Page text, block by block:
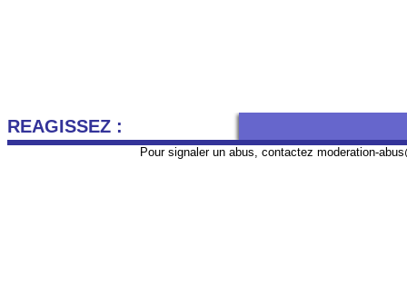
REAGISSEZ :
Pour signaler un abus, contactez moderation-